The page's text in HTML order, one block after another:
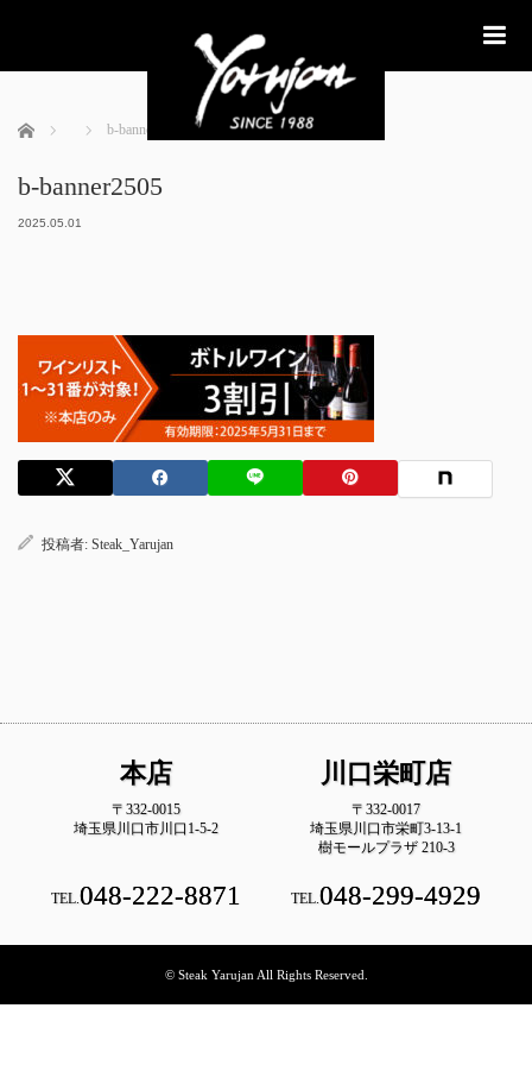
ホーム b-banner2505
b-banner2505
2025.05.01
投稿者: Steak_Yarujan
本店
〒332-0015
埼玉県川口市川口1-5-2
TEL. 048-222-8871
川口栄町店
〒332-0017
埼玉県川口市栄町3-13-1
樹モールプラザ 210-3
TEL.048-299-4929
© Steak Yarujan All Rights Reserved.